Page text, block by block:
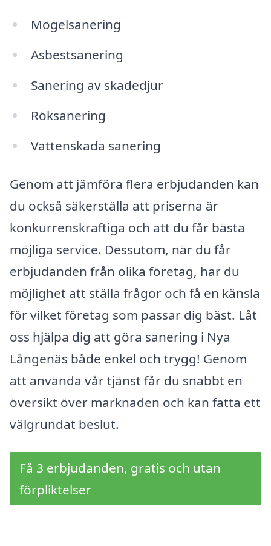
Mögelsanering
Asbestsanering
Sanering av skadedjur
Röksanering
Vattenskada sanering
Genom att jämföra flera erbjudanden kan
du också säkerställa att priserna är
konkurrenskraftiga och att du får bästa
möjliga service. Dessutom, när du får
erbjudanden från olika företag, har du
möjlighet att ställa frågor och få en känsla
för vilket företag som passar dig bäst. Låt
oss hjälpa dig att göra sanering i Nya
Långenäs både enkel och trygg! Genom
att använda vår tjänst får du snabbt en
översikt över marknaden och kan fatta ett
välgrundat beslut.
Få 3 erbjudanden, gratis och utan
förpliktelser